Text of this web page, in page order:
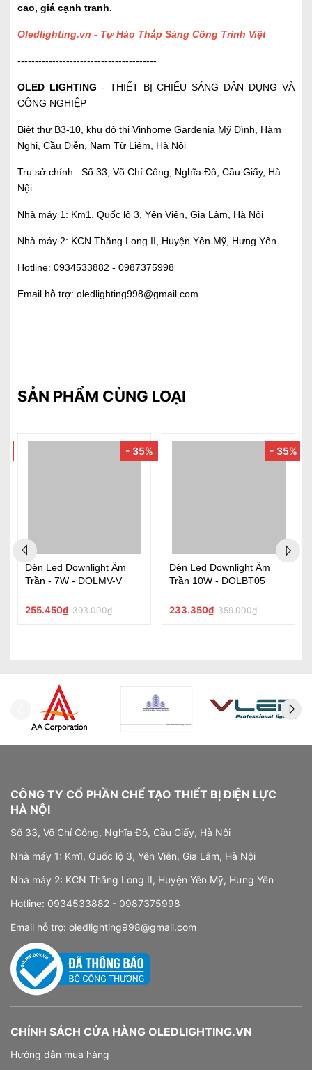
cao, giá cạnh tranh.
Oledlighting.vn - Tự Hào Thắp Sáng Công Trình Việt
----------------------------------------
OLED LIGHTING - THIẾT BỊ CHIẾU SÁNG DÂN DỤNG VÀ
CÔNG NGHIỆP
Biệt thự B3-10, khu đô thị Vinhome Gardenia Mỹ Đình, Hàm
Nghi, Cầu Diễn, Nam Từ Liêm, Hà Nội
Trụ sở chính : Số 33, Võ Chí Công, Nghĩa Đô, Cầu Giấy, Hà
Nội
Nhà máy 1: Km1, Quốc lộ 3, Yên Viên, Gia Lâm, Hà Nội
Nhà máy 2: KCN Thăng Long II, Huyện Yên Mỹ, Hưng Yên
Hotline: 0934533882 - 0987375998
Email hỗ trợ: oledlighting998@gmail.com
SẢN PHẨM CÙNG LOẠI
- 35%
Đèn Led Downlight Âm
Trần - 7W - DOLMV-V
255.450₫ 393.000₫
- 35%
Đèn Led Downlight Âm
Trần 10W - DOLBT05
233.350₫ 359.000₫
CÔNG TY CỔ PHẦN CHẾ TẠO THIẾT BỊ ĐIỆN LỰC
HÀ NỘI
Số 33, Võ Chí Công, Nghĩa Đô, Cầu Giấy, Hà Nội
Nhà máy 1: Km1, Quốc lộ 3, Yên Viên, Gia Lâm, Hà Nội
Nhà máy 2: KCN Thăng Long II, Huyện Yên Mỹ, Hưng Yên
Hotline: 0934533882 - 0987375998
Email hỗ trợ: oledlighting998@gmail.com
CHÍNH SÁCH CỬA HÀNG OLEDLIGHTING.VN
Hướng dẫn mua hàng